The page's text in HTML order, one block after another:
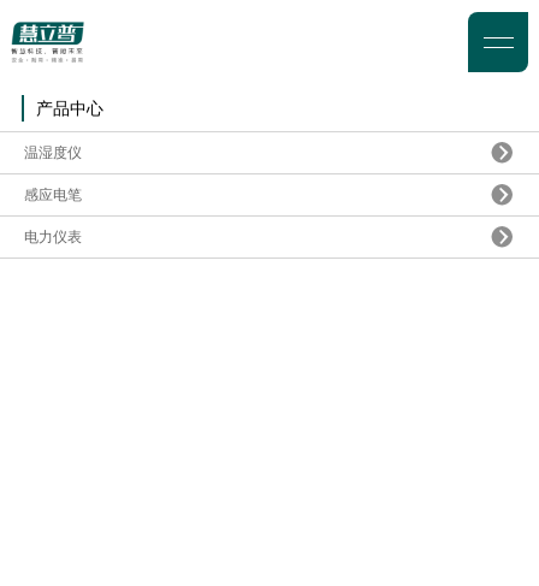
产品中心
温湿度仪
感应电笔
电力仪表